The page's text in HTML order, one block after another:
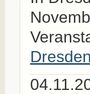
Dresden